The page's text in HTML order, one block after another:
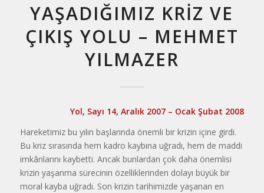
YAŞADIĞIMIZ KRİZ VE
ÇIKIŞ YOLU – MEHMET
YILMAZER
Yol, Sayı 14, Aralık 2007 – Ocak Şubat 2008
Hareketimiz bu yılın başlarında önemli bir krizin içine girdi.
Bu kriz sırasında hem kadro kaybına uğradı, hem de maddi
imkânlarını kaybetti. Ancak bunlardan çok daha önemlisi
krizin yaşanma sürecinin özellikle­rinden dolayı büyük bir
moral kayba uğradı. Son krizin tarihimizde yaşa­nan en